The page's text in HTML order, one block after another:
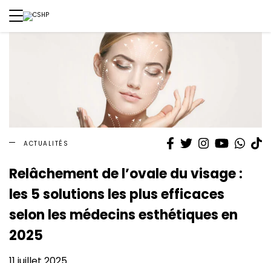
ACTUALITÉS Facebook
TwitterInstagram
YouTube
Relâchement de l’ovale du visage :
les 5 solutions les plus efficaces
selon les médecins esthétiques en
2025